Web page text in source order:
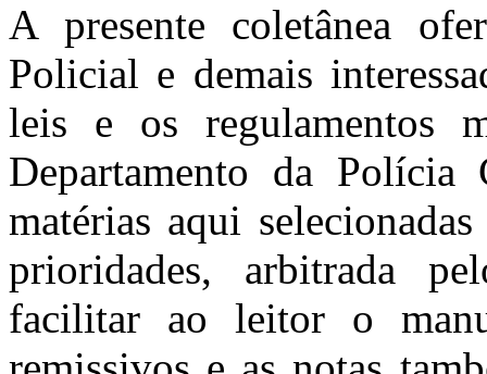
A presente coletânea
Policial e demais
leis e os regulamentos
Departamento da
matérias aqui
prioridades, arbitrada
facilitar ao leitor o